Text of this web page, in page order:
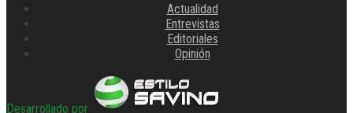
Actualidad
Entrevistas
Editoriales
Opinión
Desarrollado por